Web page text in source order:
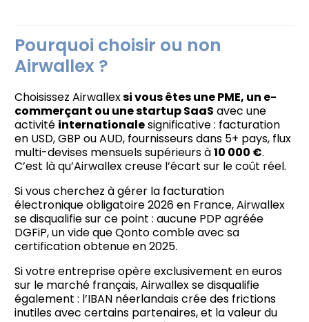
Pourquoi choisir ou non
Airwallex ?
Choisissez Airwallexsi vous êtes une PME, un e-
commerçant ou une startup SaaS avec une
activité internationalesignificative : facturation
en USD, GBP ou AUD, fournisseurs dans 5+ pays, flux
multi-devises mensuels supérieurs à10 000 €.
C’est là qu’Airwallex creuse l’écart sur le coût réel.
Si vous cherchez à gérer la facturation
électronique obligatoire 2026 en France, Airwallex
se disqualifie sur ce point : aucune PDP agréée
DGFiP, un vide que Qonto comble avec sa
certification obtenue en 2025.
Si votre entreprise opère exclusivement en euros
sur le marché français, Airwallex se disqualifie
également : l’IBAN néerlandais crée des frictions
inutiles avec certains partenaires, et la valeur du